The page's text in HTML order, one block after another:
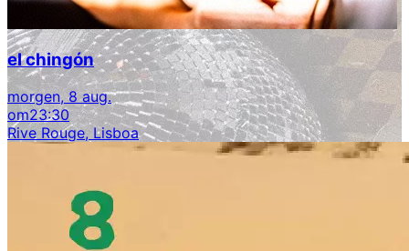
el chingón
morgen, 8 aug.
om23:30
Rive Rouge, Lisboa